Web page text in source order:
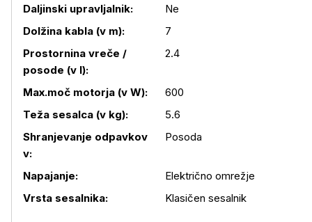
Podrobnosti izdelka
Daljinski upravljalnik:
Ne
Dolžina kabla (v m):
7
Prostornina vreče /
posode (v l):
2.4
Max.moč motorja (v W):
600
Teža sesalca (v kg):
5.6
Shranjevanje odpavkov
v:
Posoda
Napajanje:
Električno omrežje
Vrsta sesalnika:
Klasičen sesalnik